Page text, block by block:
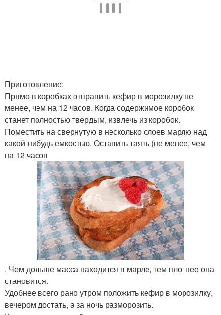
Приготовление:
Прямо в коробках отправить кефир в морозилку не
менее, чем на 12 часов. Когда содержимое коробок
станет полностью твердым, извлечь из коробок.
Поместить на свернутую в несколько слоев марлю над
какой-нибудь емкостью. Оставить таять (не менее, чем
на 12 часов
. Чем дольше масса находится в марле, тем плотнее она
становится.
Удобнее всего рано утром положить кефир в морозилку,
вечером достать, а за ночь разморозить.